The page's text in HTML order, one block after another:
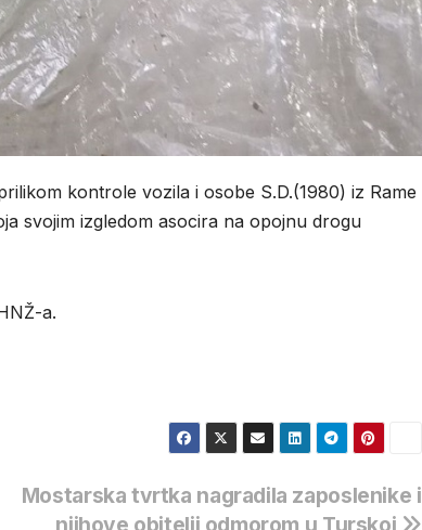
kontrole vozila i osobe S.D.(1980) iz Rame
svojim izgledom asocira na opojnu drogu
a.
Mostarska tvrtka nagradila zaposlenike i